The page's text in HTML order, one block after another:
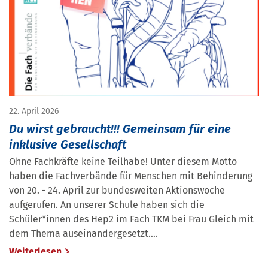
22. April 2026
Du wirst gebraucht!!! Gemeinsam für eine
inklusive Gesellschaft
Ohne Fachkräfte keine Teilhabe! Unter diesem Motto
haben die Fachverbände für Menschen mit Behinderung
von 20. - 24. April zur bundesweiten Aktionswoche
aufgerufen. An unserer Schule haben sich die
Schüler*innen des Hep2 im Fach TKM bei Frau Gleich mit
dem Thema auseinandergesetzt....